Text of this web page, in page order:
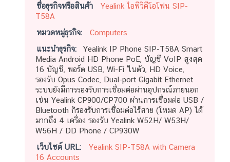
ชื่อธุรกิจหรือสินค้า
Yealink ไอพีวิดีโอโฟน SIP-
T58A
หมวดหมู่ธุรกิจ:
Computers
แนะนำธุรกิจ:
Yealink IP Phone SIP-T58A Smart
Media Android HD Phone PoE, บัญชี VoIP สูงสุด
16 บัญชี, พอร์ต USB, Wi-Fi ในตัว, HD Voice,
รองรับ Opus Codec, Dual-port Gigabit Ethernet
ระบบยังมีการรองรับการเชื่อมต่อผ่านอุปกรณ์ภายนอก
เช่น Yealink CP900/CP700 ผ่านการเชื่อมต่อ USB /
Bluetooth ก็รองรับการเชื่่อมต่อไร้สาย (โหมด AP) ได้
มากถึง 4 เครื่อง รองรับ Yealink W52H/ W53H/
W56H / DD Phone / CP930W
เว็บไซต์ URL:
Yealink SIP-T58A with Camera
16 Accounts